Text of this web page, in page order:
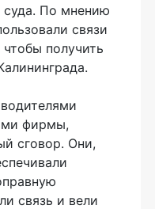
суда. По мнению
связи
получить
фирмы,
сговор. Они,
связь и вели